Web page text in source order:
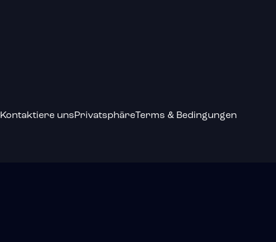
Kontaktiere unsPrivatsphäreTerms & Bedingungen